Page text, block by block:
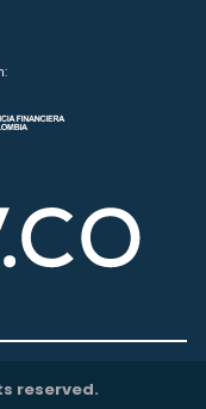
reserved.